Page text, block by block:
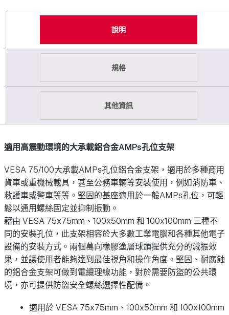
說明
規格
其他資訊
適用高震動環境的大承載鋁合金AMPs孔位支架
VESA 75/100大承載AMPs孔位鋁合金支架，適用於多種商用
貨車或重機械載具，甚至公務車輛等安裝使用，例如消防車、
救護車或警車等等。堅固的基座適用於一般AMPs孔位，可輕
鬆以通用螺絲固定並抑制振動。
藉由 VESA 75x75mm、100x50mm 和 100x100mm 三種不
同的安裝孔位，此支架相容於大多數工業電腦和各種其他電子
設備的安裝方式。兩個萬向橡膠塗層球頭提供充分的減振效
果，並讓使用者能夠達到最佳視角和操作角度。堅固、耐腐蝕
的鋁合金支架可做到電纜理線功能，對於需要防盜的公共環
境，亦可提供防盜安全螺絲選擇性配備。
適用於 VESA 75x75mm、100x50mm 和 100x100mm